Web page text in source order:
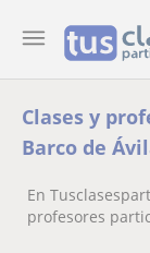
Clases y
Barco de
En
profesores